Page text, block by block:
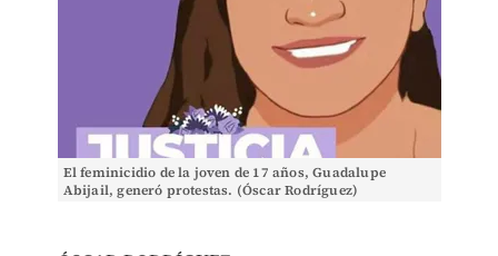
El feminicidio de la joven de 17 años, Guadalupe
Abijail, generó protestas. (Óscar Rodríguez)